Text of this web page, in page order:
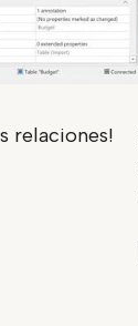
relaciones!